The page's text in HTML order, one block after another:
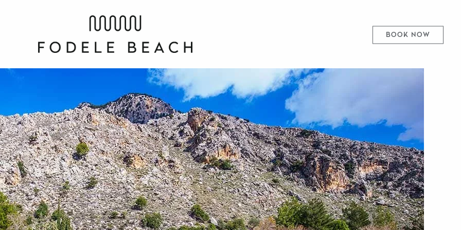
BOOK NOW